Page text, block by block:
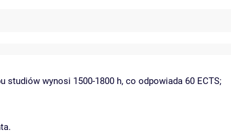
studiów wynosi 1500-1800 h, co odpowiada 60 ECTS;